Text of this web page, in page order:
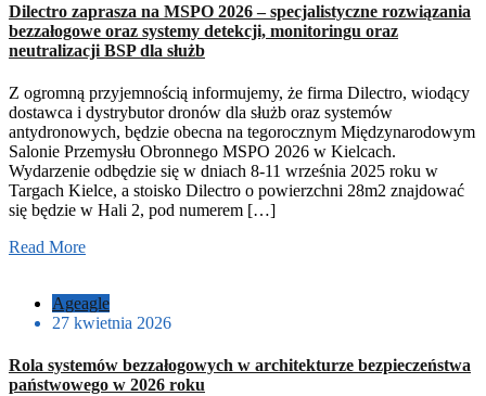
Dilectro zaprasza na MSPO 2026 – specjalistyczne rozwiązania
bezzałogowe oraz systemy detekcji, monitoringu oraz
neutralizacji BSP dla służb
Z ogromną przyjemnością informujemy, że firma Dilectro, wiodący
dostawca i dystrybutor dronów dla służb oraz systemów
antydronowych, będzie obecna na tegorocznym Międzynarodowym
Salonie Przemysłu Obronnego MSPO 2026 w Kielcach.
Wydarzenie odbędzie się w dniach 8-11 września 2025 roku w
Targach Kielce, a stoisko Dilectro o powierzchni 28m2 znajdować
się będzie w Hali 2, pod numerem […]
Read More
Ageagle
27 kwietnia 2026
Rola systemów bezzałogowych w architekturze bezpieczeństwa
państwowego w 2026 roku